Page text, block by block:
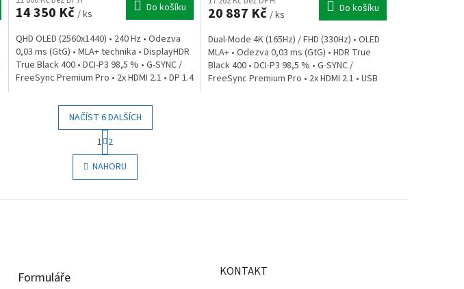
14 350 Kč / ks Do košíku
QHD OLED (2560x1440) • 240 Hz • Odezva
0,03 ms (GtG) • MLA+ technika • DisplayHDR
True Black 400 • DCI-P3 98,5 % • G-SYNC /
FreeSync Premium Pro • 2x HDMI 2.1 • DP 1.4
20 887 Kč / ks Do košíku
Dual-Mode 4K (165Hz) / FHD (330Hz) • OLED
MLA+ • Odezva 0,03 ms (GtG) • HDR True
Black 400 • DCI-P3 98,5 % • G-SYNC /
FreeSync Premium Pro • 2x HDMI 2.1 • USB
O
v
l
d
NAČÍST 6 DALŠÍCH
S
t
r
á
n
o
1 2
NAHORU
Formuláře KONTAKT